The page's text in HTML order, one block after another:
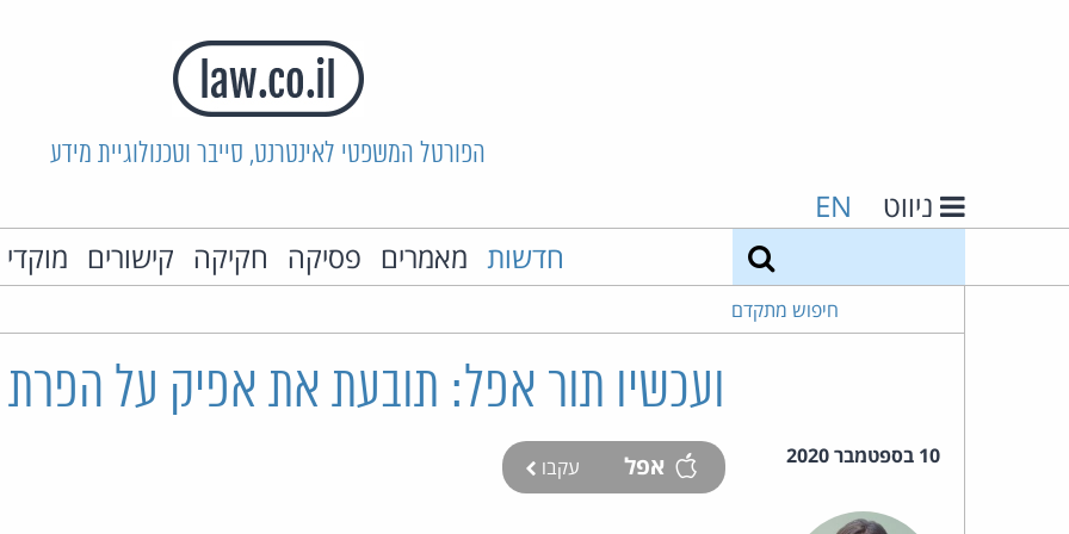
הפורטל המשפטי לאינטרנט, סייבר וטכנולוגיית מידע
ניווט EN
חדשות מאמרים פסיקה חקיקה קישורים
חיפוש מתקדם
ועכשיו תור אפל: תובעת את אפיק על הפרת
10 בספטמבר 2020 אפל עקבו